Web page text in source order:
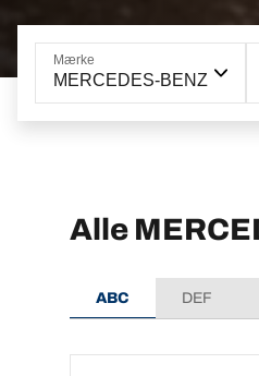
Mærke
MERCEDES-BENZ
Alle
ABC DEF